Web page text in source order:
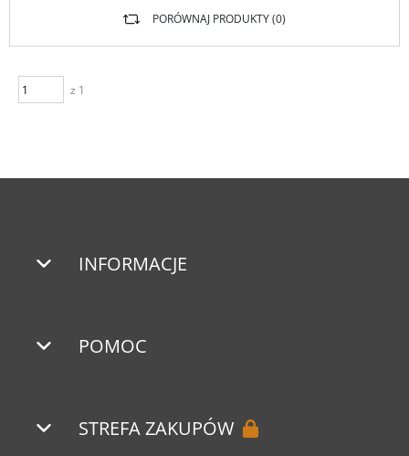
z 1
PORÓWNAJ PRODUKTY (0)
INFORMACJE
POMOC
STREFA ZAKUPÓW